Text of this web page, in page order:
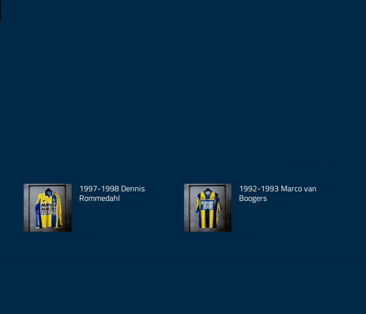
1997-1998 Dennis
Rommedahl
1992-1993 Marco van
Boogers